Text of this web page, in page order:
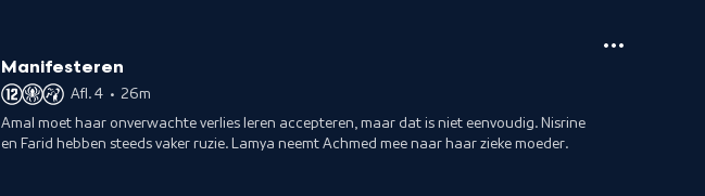
Manifesteren
Afl. 4 • 26m
Amal moet haar onverwachte verlies leren accepteren, maar dat is niet eenvoudig. Nisrine
en Farid hebben steeds vaker ruzie. Lamya neemt Achmed mee naar haar zieke moeder.